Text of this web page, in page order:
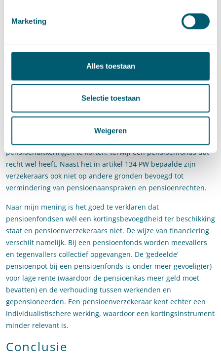
Marketing
Alles toestaan
Selectie toestaan
Weigeren
de pensioenregeling door PMT en de uitvoering door een
Verzekeraar versus
pensioenfonds
verschil tussen het laten uitvoeren van een pensioenregeling
door een pensioenverzekeraar of een pensioenfonds. Het is
pensioenuitkeringen te korten, terwijl een pensioenfonds dat
recht wel heeft. Naast het in artikel 134 PW bepaalde zijn
verzekeraars ook niet op andere gronden bevoegd tot
vermindering van pensioenaanspraken en pensioenrechten.
Naar mijn mening is het goed te verklaren dat
pensioenfondsen wél een kortingsbevoegdheid ter beschikking
staat en pensioenverzekeraars niet. De wijze van financiering
verschilt namelijk. Bij een pensioenfonds worden meevallers
en tegenvallers collectief opgevangen. De ‘gedeelde’
pensioenpot bij een pensioenfonds is onder meer gevoelig(er)
voor lage rente (waardoor de pensioenkas meer geld moet
bevatten) en de verhouding tussen werkenden en
gepensioneerden. Een pensioenverzekeraar kent echter een
individualistischere werking, waardoor een kortingsinstrument
minder relevant is.
Conclusie